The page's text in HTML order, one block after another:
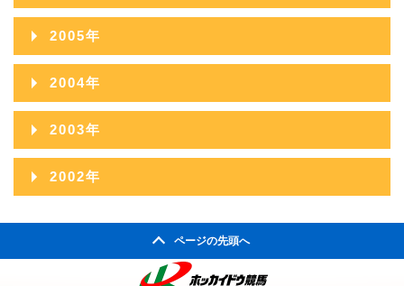
2008年10月
2008年09月
2008年08月
2008年07月
2008年06月
2008年05月
2007年11月
2007年10月
2007年09月
2007年08月
2007年07月
2006年12月
2006年11月
2006年10月
2006年09月
2006年08月
2005年
2005年12月
2005年11月
2005年10月
2005年09月
2005年08月
2005年07月
2004年
2004年12月
2004年11月
2004年10月
2003年
2003年12月
2002年
ページの先頭へ